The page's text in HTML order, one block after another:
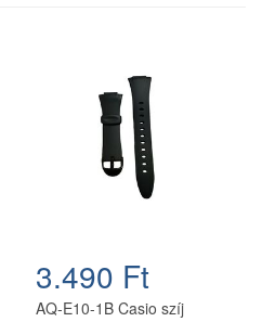
3.490 Ft
AQ-E10-1B Casio szíj